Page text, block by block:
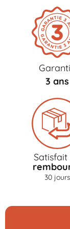
3 ans
Satisfait
30 jours